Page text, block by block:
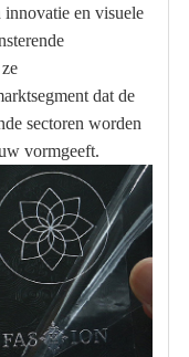
innovatie en visuele
dat de
sectoren worden
vormgeeft.